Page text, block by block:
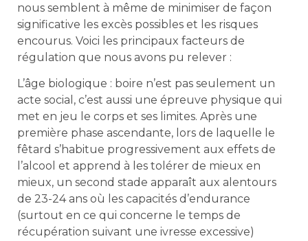
nous semblent à même de minimiser de façon
significative les excès possibles et les risques
encourus. Voici les principaux facteurs de
régulation que nous avons pu relever :
L’âge biologique : boire n’est pas seulement un
acte social, c’est aussi une épreuve physique qui
met en jeu le corps et ses limites. Après une
première phase ascendante, lors de laquelle le
fêtard s’habitue progressivement aux effets de
l’alcool et apprend à les tolérer de mieux en
mieux, un second stade apparaît aux alentours
de 23-24 ans où les capacités d’endurance
(surtout en ce qui concerne le temps de
récupération suivant une ivresse excessive)